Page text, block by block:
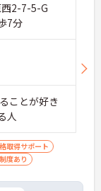
2-7-5-G
7分
ことが好き
人
取得サポート
度あり